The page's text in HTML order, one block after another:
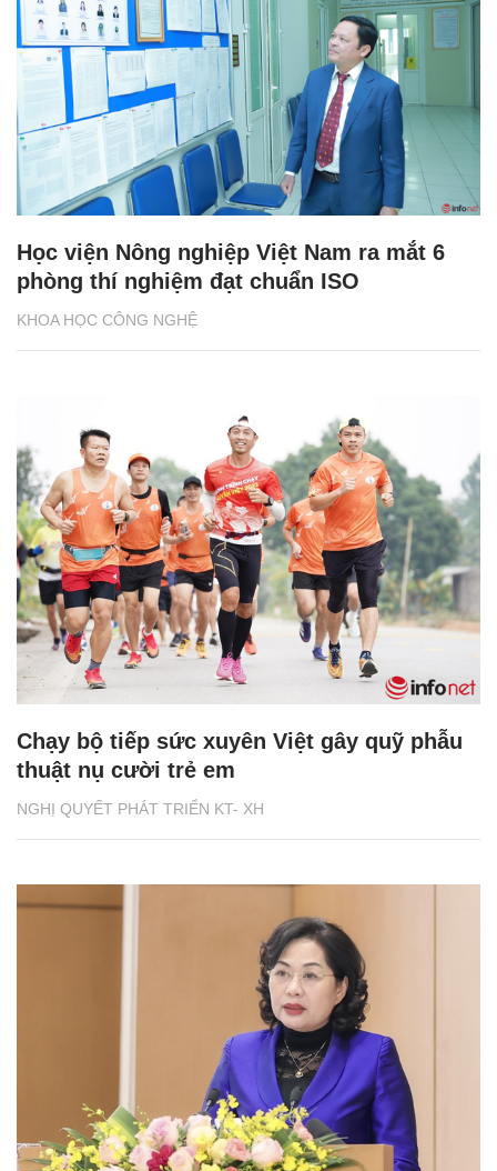
KHOA HỌC CÔNG NGHỆ
Học viện Nông nghiệp Việt Nam ra mắt 6
phòng thí nghiệm đạt chuẩn ISO
NGHỊ QUYẾT PHÁT TRIỂN KT- XH
Chạy bộ tiếp sức xuyên Việt gây quỹ phẫu
thuật nụ cười trẻ em